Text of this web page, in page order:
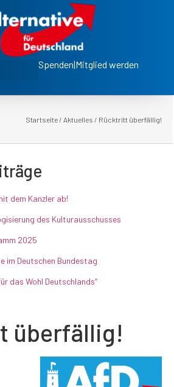
Spenden|Mitglied werden
Startseite / Aktuelles / Rücktritt überfällig!
dem Kanzler ab!
des Kulturausschusses
2025
im Deutschen Bundestag
das Wohl Deutschlands“
überfällig!